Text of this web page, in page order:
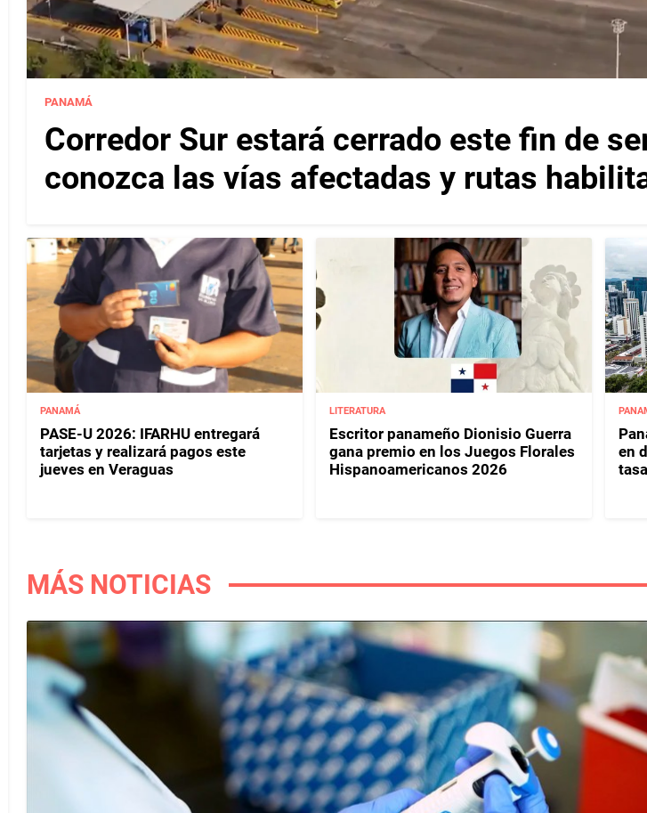
PANAMÁ
Corredor Sur estará cerrado este fin de
conozca las vías afectadas y rutas
PANAMÁ
PASE-U 2026: IFARHU entregará
tarjetas y realizará pagos este
jueves en Veraguas
LITERATURA
Escritor panameño Dionisio Guerra
gana premio en los Juegos Florales
Hispanoamericanos 2026
en
tasa
MÁS NOTICIAS